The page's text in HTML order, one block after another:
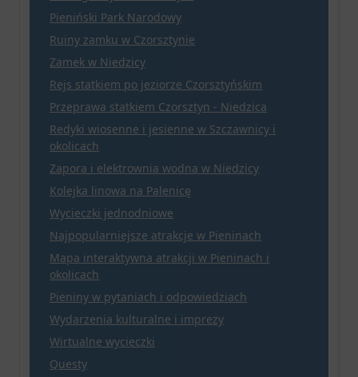
Pieniński Park Narodowy
Ruiny zamku w Czorsztynie
Zamek w Niedzicy
Rejs statkiem po jeziorze Czorsztyńskim
Przeprawa statkiem Czorsztyn - Niedzica
Redyki wiosenne i jesienne w Szczawnicy i
okolicach
Zapora i elektrownia wodna w Niedzicy
Kolejka linowa na Palenicę
Wycieczki jednodniowe
Najpopularniejsze atrakcje w Pieninach
Mapa interaktywna atrakcji w Pieninach i
okolicach
Pieniny w pytaniach i odpowiedziach
Wydarzenia kulturalne i imprezy
Wirtualne wycieczki
Questy